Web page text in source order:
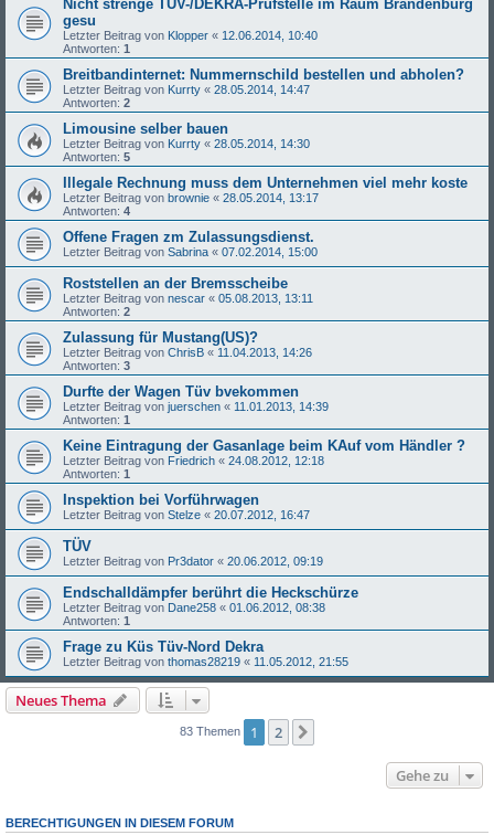
Nicht strenge TÜV-/DEKRA-Prüfstelle im Raum Brandenburg
gesu
Letzter Beitrag von Klopper « 12.06.2014, 10:40
Antworten: 1
Breitbandinternet: Nummernschild bestellen und abholen?
Letzter Beitrag von Kurrty « 28.05.2014, 14:47
Antworten: 2
Limousine selber bauen
Letzter Beitrag von Kurrty « 28.05.2014, 14:30
Antworten: 5
Illegale Rechnung muss dem Unternehmen viel mehr koste
Letzter Beitrag von brownie « 28.05.2014, 13:17
Antworten: 4
Offene Fragen zm Zulassungsdienst.
Letzter Beitrag von Sabrina « 07.02.2014, 15:00
Roststellen an der Bremsscheibe
Letzter Beitrag von nescar « 05.08.2013, 13:11
Antworten: 2
Zulassung für Mustang(US)?
Letzter Beitrag von ChrisB « 11.04.2013, 14:26
Antworten: 3
Durfte der Wagen Tüv bvekommen
Letzter Beitrag von juerschen « 11.01.2013, 14:39
Antworten: 1
Keine Eintragung der Gasanlage beim KAuf vom Händler ?
Letzter Beitrag von Friedrich « 24.08.2012, 12:18
Antworten: 1
Inspektion bei Vorführwagen
Letzter Beitrag von Stelze « 20.07.2012, 16:47
TÜV
Letzter Beitrag von Pr3dator « 20.06.2012, 09:19
Endschalldämpfer berührt die Heckschürze
Letzter Beitrag von Dane258 « 01.06.2012, 08:38
Antworten: 1
Frage zu Küs Tüv-Nord Dekra
Letzter Beitrag von thomas28219 « 11.05.2012, 21:55
Neues Thema
83 Themen 1 2
Gehe zu
BERECHTIGUNGEN IN DIESEM FORUM